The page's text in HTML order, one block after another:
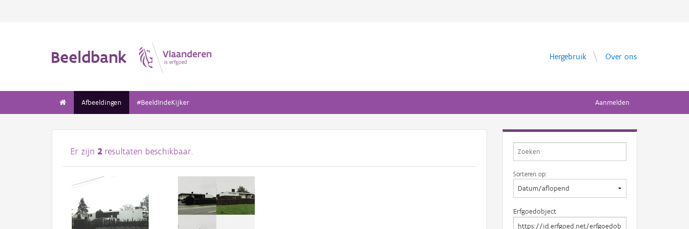
Beeldbank Hergebruik Over ons
Afbeeldingen #BeeldIndeKijker Aanmelden
Er zijn 2 resultaten beschikbaar.
Sorteren op:
Erfgoedobject